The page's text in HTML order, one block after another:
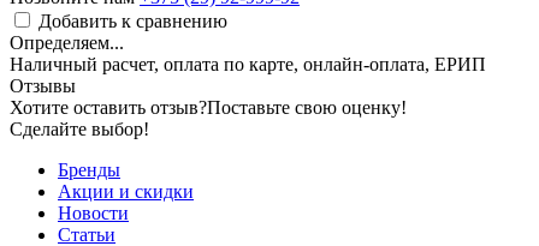
Добавить к сравнению
Определяем...
Наличный расчет, оплата по карте, онлайн-оплата, ЕРИП
Отзывы
Хотите оставить отзыв?Поставьте свою оценку!
Сделайте выбор!
Бренды
Акции и скидки
Новости
Статьи